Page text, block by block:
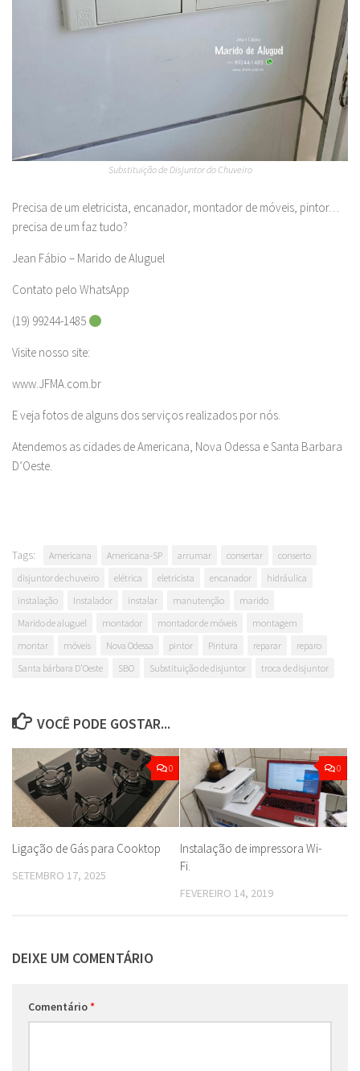
Substituição de Disjuntor do Chuveiro
Precisa de um eletricista, encanador, montador de móveis, pintor…
precisa de um faz tudo?
Jean Fábio – Marido de Aluguel
Contato pelo WhatsApp
(19) 99244-1485
Visite nosso site:
www.JFMA.com.br
E veja fotos de alguns dos serviços realizados por nós.
Atendemos as cidades de Americana, Nova Odessa e Santa Barbara
D’Oeste.
Tags: Americana Americana-SP arrumar consertar
conserto
disjuntor de chuveiro
elétrica eletricista encanador
hidráulica
instalação
Instalador instalar manutenção
marido
Marido de aluguel
montador montador de móveis
montagem
montar
móveis Nova Odessa pintor Pintura reparar
reparo
Santa bárbara D'Oeste
SBO Substituição de disjuntor troca de disjuntor
VOCÊ PODE GOSTAR...
0
Ligação de Gás para Cooktop
SETEMBRO 17, 2025
0
Instalação de impressora Wi-
Fi.
FEVEREIRO 14, 2019
DEIXE UM COMENTÁRIO
Comentário*